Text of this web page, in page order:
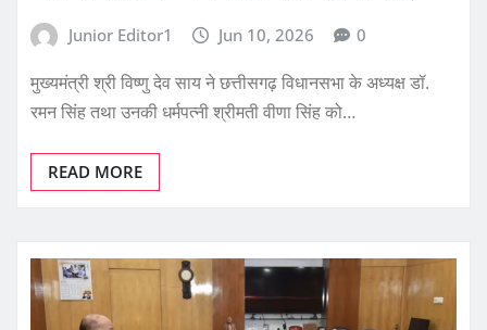
Junior Editor1 Jun 10, 2026 0
मुख्यमंत्री श्री विष्णु देव साय ने छत्तीसगढ़ विधानसभा के अध्यक्ष डॉ.
रमन सिंह तथा उनकी धर्मपत्नी श्रीमती वीणा सिंह को…
READ MORE